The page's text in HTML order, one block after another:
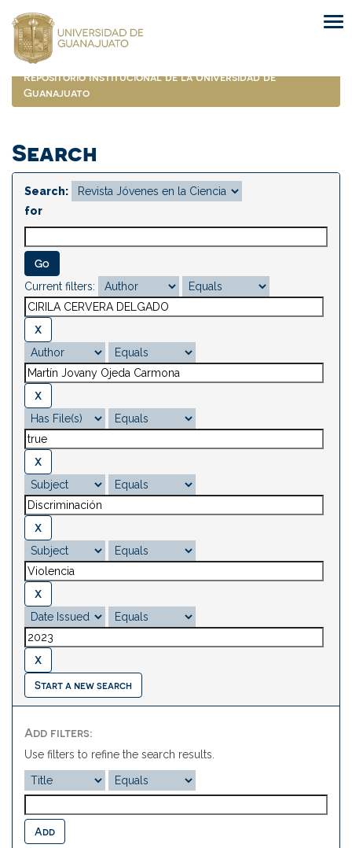
navigation
Repositorio Institucional de la Universidad de
Guanajuato
Search
Search:
for
Current filters:
Start a new search
Add filters:
Use filters to refine the search results.